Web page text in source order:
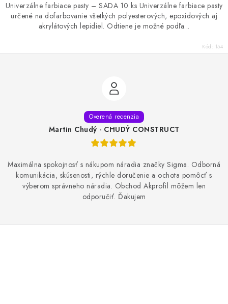
Univerzálne farbiace pasty – SADA 10 ks Univerzálne farbiace pasty
určené na dofarbovanie všetkých polyesterových, epoxidových aj
akrylátových lepidiel. Odtiene je možné podľa...
Kód: 154
Martin Chudý - CHUDÝ CONSTRUCT
Maximálna spokojnosť s nákupom náradia značky Sigma. Odborná
komunikácia, skúsenosti, rýchle doručenie a ochota pomôcť s
výberom správneho náradia. Obchod Akprofil môžem len
odporučiť. Ďakujem